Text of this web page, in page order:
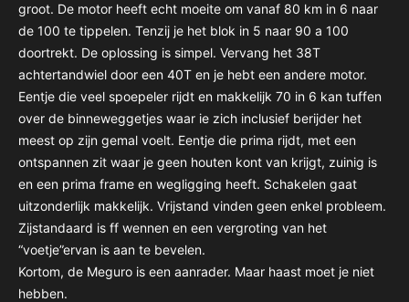
groot. De motor heeft echt moeite om vanaf 80 km in 6 naar
de 100 te tippelen. Tenzij je het blok in 5 naar 90 a 100
doortrekt. De oplossing is simpel. Vervang het 38T
achtertandwiel door een 40T en je hebt een andere motor.
Eentje die veel spoepeler rijdt en makkelijk 70 in 6 kan tuffen
over de binneweggetjes waar ie zich inclusief berijder het
meest op zijn gemal voelt. Eentje die prima rijdt, met een
ontspannen zit waar je geen houten kont van krijgt, zuinig is
en een prima frame en wegligging heeft. Schakelen gaat
uitzonderlijk makkelijk. Vrijstand vinden geen enkel probleem.
Zijstandaard is ff wennen en een vergroting van het
“voetje”ervan is aan te bevelen.
Kortom, de Meguro is een aanrader. Maar haast moet je niet
hebben.